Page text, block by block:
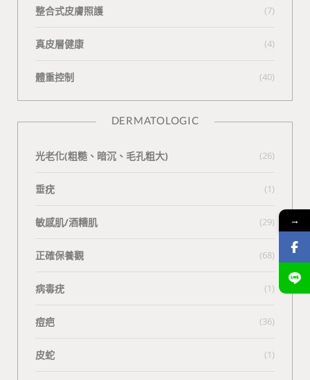
整合式皮膚照護 (7)
真皮層健康 (4)
體重控制 (40)
DERMATOLOGIC
光老化(粗糙、暗沉、毛孔粗大) (26)
垂疣 (1)
敏感肌/酒糟肌 (29)
正確保養觀 (68)
病毒疣 (1)
痘疤 (36)
皮蛇 (1)
→